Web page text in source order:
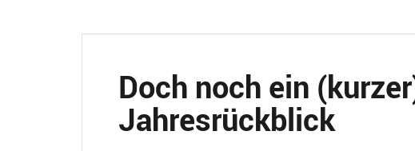
Doch noch ein
Jahresrückblick